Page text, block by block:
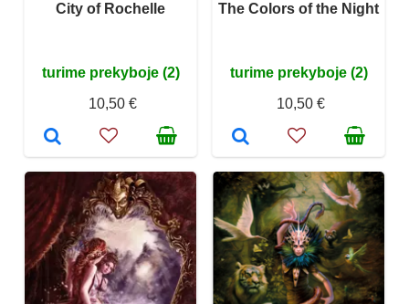
City of Rochelle
turime prekyboje (2)
10,50 €
The Colors of the Night
turime prekyboje (2)
10,50 €